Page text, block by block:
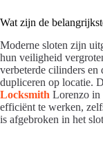
Wat zijn de
Moderne sloten zijn
hun veiligheid
verbeterde cilinders en
dupliceren op locatie.
Locksmith Lorenzo in
efficiënt te werken,
is afgebroken in het